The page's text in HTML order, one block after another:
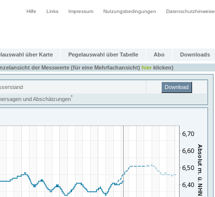
Hilfe Links Impressum Nutzungsbedingungen Datenschutzhinweise
über Karte Pegelauswahl über Tabelle Abo Downloads
der Messwerte (für eine Mehrfachansicht) hierklicken)
Download
und Abschätzungen*